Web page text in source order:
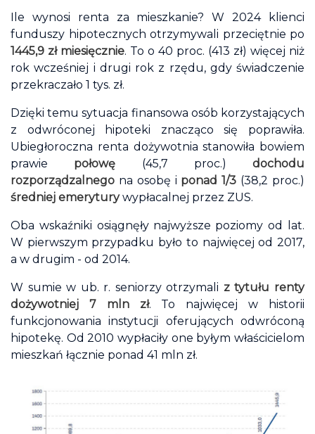
Ile wynosi renta za mieszkanie? W 2024 klienci
funduszy hipotecznych otrzymywali przeciętnie po
1445,9 zł miesięcznie. To o 40 proc. (413 zł) więcej niż
rok wcześniej i drugi rok z rzędu, gdy świadczenie
przekraczało 1 tys. zł.
Dzięki temu sytuacja finansowa osób korzystających
z odwróconej hipoteki znacząco się poprawiła.
Ubiegłoroczna renta dożywotnia stanowiła bowiem
prawie połowę (45,7 proc.) dochodu
rozporządzalnego na osobę i ponad 1/3 (38,2 proc.)
średniej emeryturywypłacalnej przez ZUS.
Oba wskaźniki osiągnęły najwyższe poziomy od lat.
W pierwszym przypadku było to najwięcej od 2017,
a w drugim - od 2014.
W sumie w ub. r. seniorzy otrzymali z tytułu renty
dożywotniej 7 mln zł. To najwięcej w historii
funkcjonowania instytucji oferujących odwróconą
hipotekę. Od 2010 wypłaciły one byłym właścicielom
mieszkań łącznie ponad 41 mln zł.